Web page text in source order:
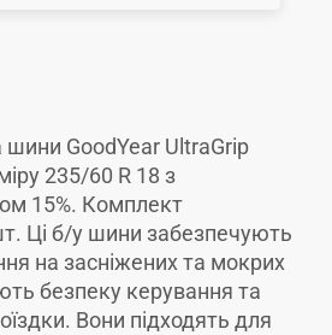
GoodYear UltraGrip
235/60 R 18 з
15%. Комплект
Ці б/у шини забезпечують
на засніжених та мокрих
безпеку керування та
Вони підходять для